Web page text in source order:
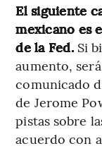
El siguiente
mexicano es
de la Fed. Si
aumento,
comunicado
de Jerome
pistas sobre
acuerdo con